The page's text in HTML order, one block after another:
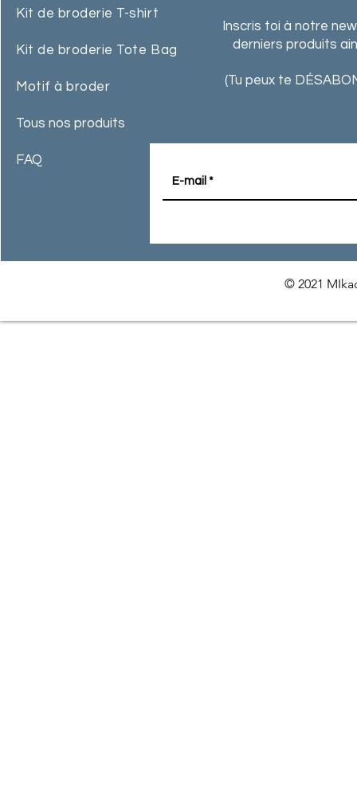
Kit de broderie T-shirt
Kit de broderie Tote Bag
Motif à broder
Tous nos produits
FAQ
Inscris toi à notre
derniers produits
(Tu peux te
© 2021